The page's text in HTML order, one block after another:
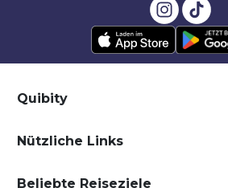
Quibity
Nützliche Links
Beliebte Reiseziele